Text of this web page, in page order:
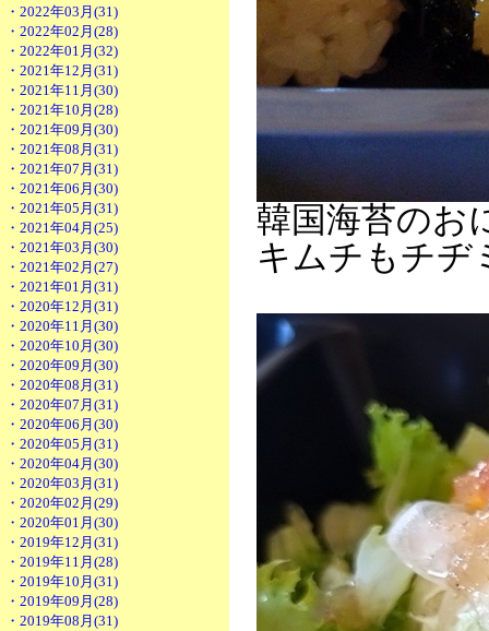
・2022年03月(31)
・2022年02月(28)
・2022年01月(32)
・2021年12月(31)
・2021年11月(30)
・2021年10月(28)
・2021年09月(30)
・2021年08月(31)
・2021年07月(31)
・2021年06月(30)
・2021年05月(31)
・2021年04月(25)
・2021年03月(30)
・2021年02月(27)
・2021年01月(31)
・2020年12月(31)
・2020年11月(30)
・2020年10月(30)
・2020年09月(30)
・2020年08月(31)
・2020年07月(31)
・2020年06月(30)
・2020年05月(31)
・2020年04月(30)
・2020年03月(31)
・2020年02月(29)
・2020年01月(30)
・2019年12月(31)
・2019年11月(28)
・2019年10月(31)
・2019年09月(28)
・2019年08月(31)
韓国海苔のお
キムチもチヂ